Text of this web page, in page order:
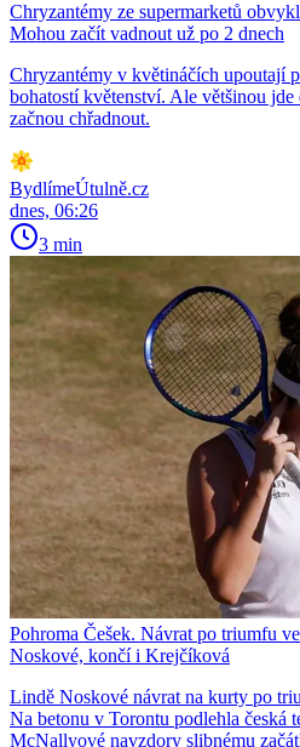
Chryzantémy ze supermarketů
Mohou začít vadnout už po 2 dnech
Chryzantémy v květináčích upoutají
bohatostí květenství. Ale většinou
začnou chřadnout.
BydlímeÚtulně.cz
dnes, 06:26
3 min
Pohroma Češek. Návrat po triumfu
Noskové, končí i Krejčíková
Lindě Noskové návrat na kurty po
Na betonu v Torontu podlehla česká
McNallyové navzdory slibnému